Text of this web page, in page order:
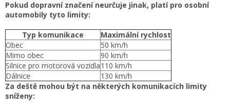
Pokud dopravní značení neurčuje jinak, platí pro osobní
automobily tyto limity:
Typ komunikace
Maximální rychlost
Obec
50 km/h
Mimo obec
90 km/h
Silnice pro motorová vozidla110 km/h
Dálnice
130 km/h
Za deště mohou být na některých komunikacích limity
sníženy: